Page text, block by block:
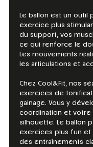
Le ballon est un outil
exercice plus
du support, vos
ce qui renforce le
Les mouvements
les articulations et
Chez Cool&Fit, nos
exercices de
gainage. Vous y
coordination et votre
silhouette. Le ballon
exercices plus fun et
des entraînements